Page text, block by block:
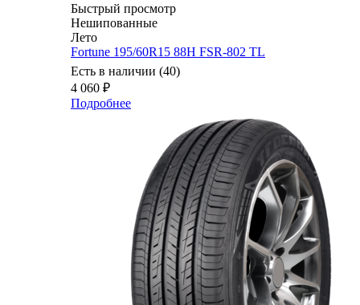
Быстрый просмотр
Нешипованные
Лето
Fortune 195/60R15 88H FSR-802 TL
Есть в наличии (40)
4 060 ₽
Подробнее